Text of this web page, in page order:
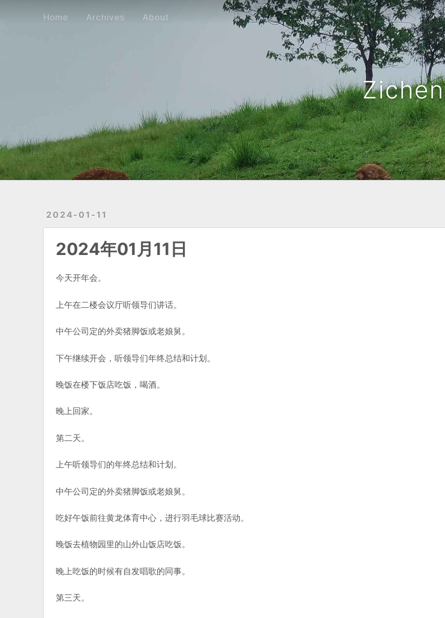
Zichen
Home Archives About
2024-01-11
2024年01月11日
今天开年会。
上午在二楼会议厅听领导们讲话。
中午公司定的外卖猪脚饭或老娘舅。
下午继续开会，听领导们年终总结和计划。
晚饭在楼下饭店吃饭，喝酒。
晚上回家。
第二天。
上午听领导们的年终总结和计划。
中午公司定的外卖猪脚饭或老娘舅。
吃好午饭前往黄龙体育中心，进行羽毛球比赛活动。
晚饭去植物园里的山外山饭店吃饭。
晚上吃饭的时候有自发唱歌的同事。
第三天。